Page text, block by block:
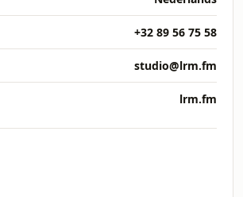
+32 89 56 75 58
studio@lrm.fm
lrm.fm